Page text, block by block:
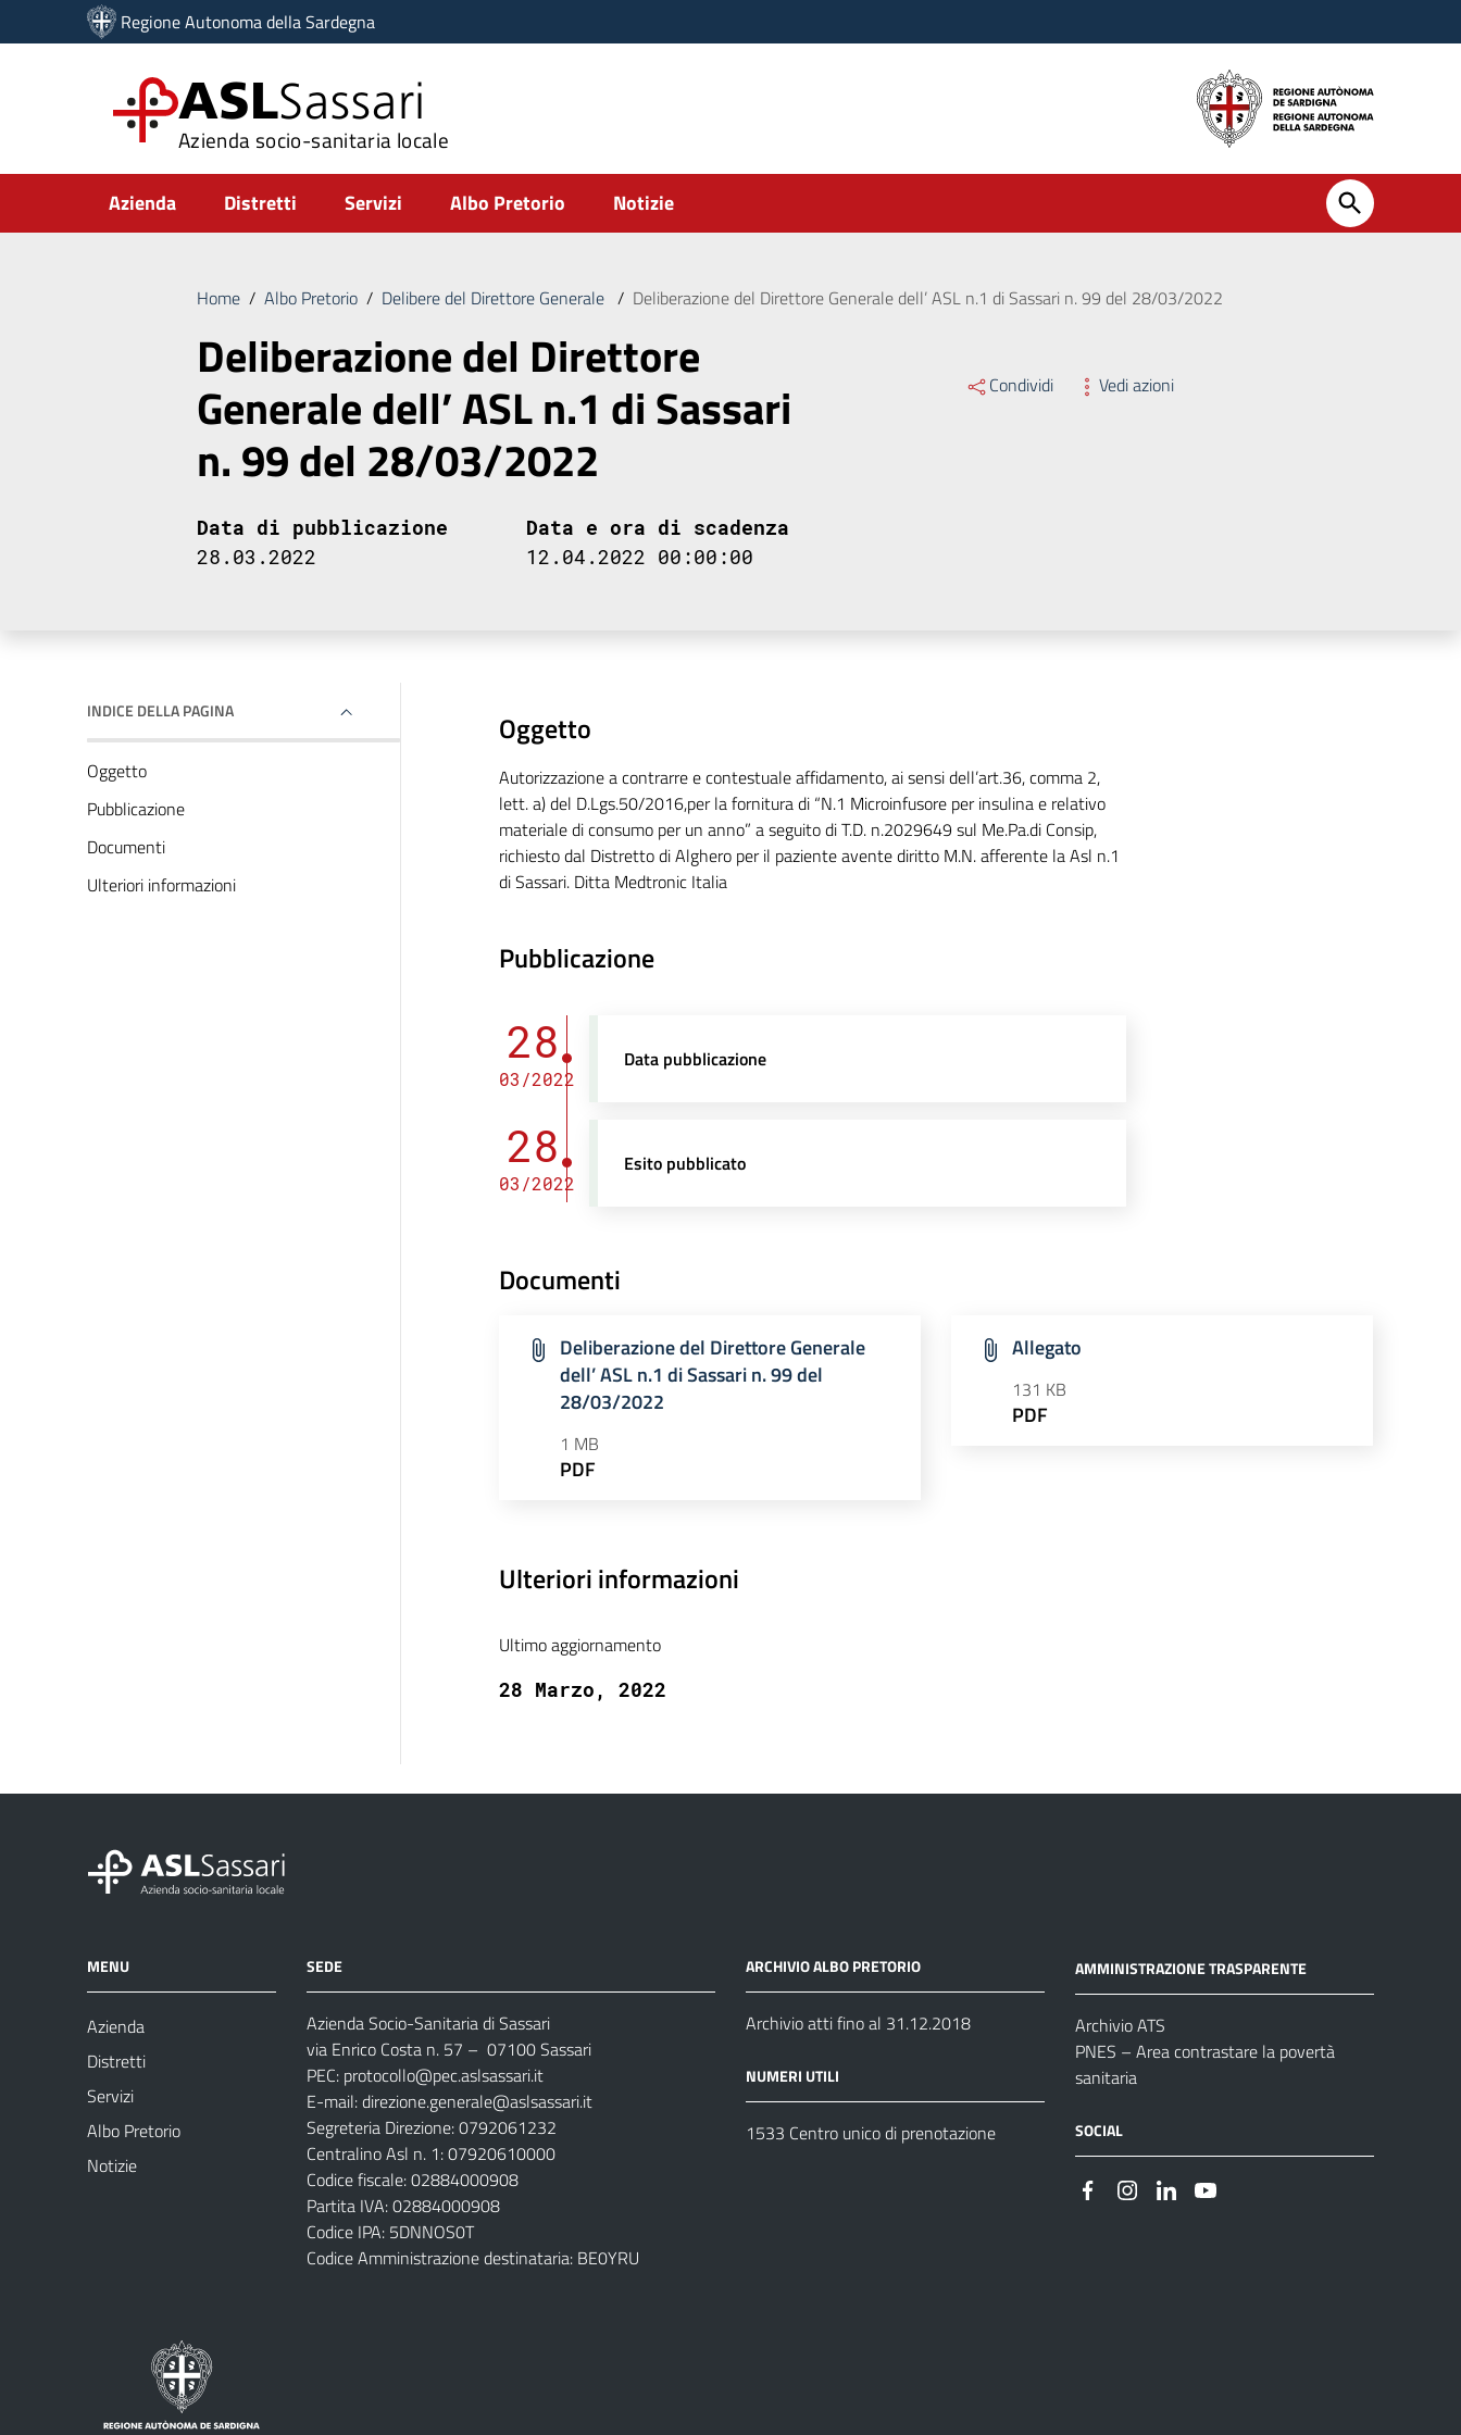
Vai ai contenuti
Vai al menu di navigazione
Regione Autonoma della Sardegna
ASLSassari
Azienda socio-sanitaria locale
Submenu
Azienda Distretti Servizi Albo Pretorio Notizie
Home / Albo Pretorio / Delibere del Direttore Generale / Deliberazione del Direttore Generale dell’ ASL n.1 di Sassari n. 99 del 28/03/2022
Deliberazione del Direttore
Generale dell’ ASL n.1 di Sassari
n. 99 del 28/03/2022
Condividi Vedi azioni
Data di pubblicazione
28.03.2022
Data e ora di scadenza
12.04.2022 00:00:00
INDICE DELLA PAGINA
Oggetto
Pubblicazione
Documenti
Ulteriori informazioni
Oggetto
Autorizzazione a contrarre e contestuale affidamento, ai sensi dell’art.36, comma 2,
lett. a) del D.Lgs.50/2016,per la fornitura di “N.1 Microinfusore per insulina e relativo
materiale di consumo per un anno” a seguito di T.D. n.2029649 sul Me.Pa.di Consip,
richiesto dal Distretto di Alghero per il paziente avente diritto M.N. afferente la Asl n.1
di Sassari. Ditta Medtronic Italia
Pubblicazione
28
03/2022
Data pubblicazione
28
03/2022
Esito pubblicato
Documenti
Deliberazione del Direttore Generale
dell’ ASL n.1 di Sassari n. 99 del
28/03/2022
1 MB
PDF
Allegato
131 KB
PDF
Ulteriori informazioni
Ultimo aggiornamento
28 Marzo, 2022
MENU
Azienda
Distretti
Servizi
Albo Pretorio
Notizie
SEDE
Azienda Socio-Sanitaria di Sassari
via Enrico Costa n. 57 – 07100 Sassari
PEC: protocollo@pec.aslsassari.it
E-mail:direzione.generale@aslsassari.it
Segreteria Direzione: 0792061232
Centralino Asl n. 1: 07920610000
Codice fiscale: 02884000908
Partita IVA: 02884000908
Codice IPA: 5DNNOS0T
Codice Amministrazione destinataria: BE0YRU
ARCHIVIO ALBO PRETORIO
Archivio atti fino al 31.12.2018
NUMERI UTILI
1533 Centro unico di prenotazione
AMMINISTRAZIONE TRASPARENTE
Archivio ATS
PNES – Area contrastare la povertà
sanitaria
SOCIAL